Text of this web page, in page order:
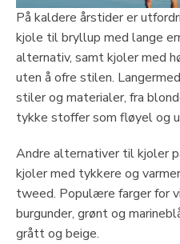
På kaldere årstider er
kjole til bryllup med lange
alternativ, samt kjoler med
uten å ofre stilen.
stiler og materialer, fra
tykke stoffer som fløyel og
Andre alternativer til kjoler
kjoler med tykkere og
tweed. Populære farger for
burgunder, grønt og
grått og beige.